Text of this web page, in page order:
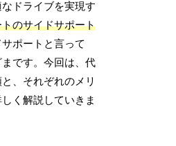
ドライブを実現す
トのサイドサポート
ポートと言って
です。今回は、代
、それぞれのメリ
く解説していきま